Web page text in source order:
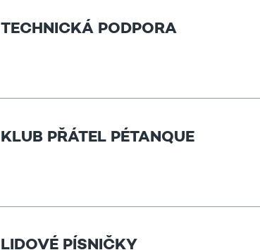
TECHNICKÁ PODPORA
KLUB PŘÁTEL PÉTANQUE
LIDOVÉ PÍSNIČKY